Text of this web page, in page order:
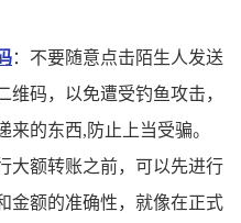
：不要随意点击陌生人发送
维码，以免遭受钓鱼攻击，
的东西,防止上当受骗。
大额转账之前，可以先进行
金额的准确性，就像在正式